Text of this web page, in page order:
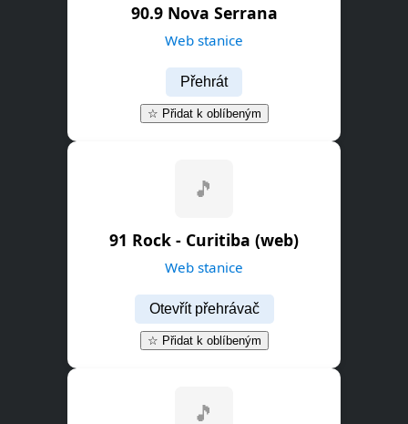
90.9 Nova Serrana
Web stanice
Přehrát
☆ Přidat k oblíbeným
🎵
91 Rock - Curitiba (web)
Web stanice
Otevřít přehrávač
☆ Přidat k oblíbeným